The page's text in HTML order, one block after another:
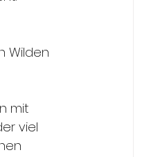
Wilden
mit
viel